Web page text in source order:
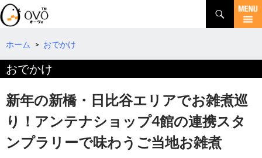
検
索
コ
テ
ツ
へ
移
動
ホーム > おでかけ
おでかけ
新年の新橋・日比谷エリアでお雑煮巡
り！アンテナショップ4館の連携スタ
ンプラリーで味わうご当地お雑煮